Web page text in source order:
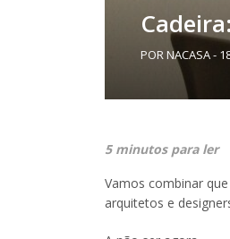
POR NACASA -
5 minutos para ler
Vamos combinar
arquitetos e